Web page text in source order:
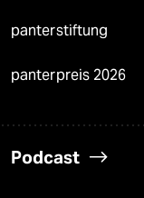
panterstiftung
panterpreis 2026
Podcast